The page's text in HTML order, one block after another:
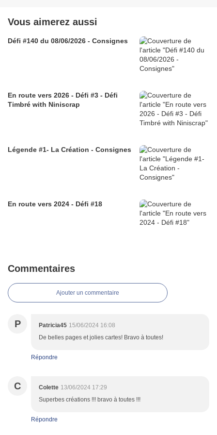
Vous aimerez aussi
Défi #140 du 08/06/2026 - Consignes
En route vers 2026 - Défi #3 - Défi
Timbré with Niniscrap
Légende #1- La Création - Consignes
En route vers 2024 - Défi #18
Commentaires
Ajouter un commentaire
P Patricia45 15/06/2024 16:08
De belles pages et jolies cartes! Bravo à toutes!
Répondre
C Colette 13/06/2024 17:29
Superbes créations !!! bravo à toutes !!!
Répondre